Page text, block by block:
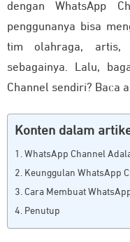
dengan WhatsApp
penggunanya bisa
tim olahraga,
sebagainya. Lalu,
Channel sendiri? Baca
Konten dalam
WhatsApp Channel
Keunggulan WhatsApp
Cara Membuat
Penutup